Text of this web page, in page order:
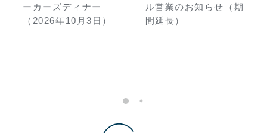
ーカーズディナー
（2026年10月3日）
ル営業のお知らせ（期
間延長）